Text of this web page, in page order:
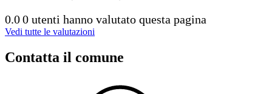
0.00 utenti hanno valutato questa pagina
Vedi tutte le valutazioni
Contatta il comune